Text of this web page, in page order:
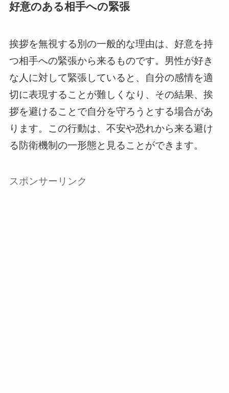
好意のある相手への緊張
挨拶を無視する別の一般的な理由は、好意を持
つ相手への緊張から来るものです。男性が好き
な人に対して緊張していると、自分の感情を適
切に表現することが難しくなり、その結果、挨
拶を避けることで自分を守ろうとする場合があ
ります。この行動は、不安や恐れから来る避け
る防衛機制の一形態と見ることができます。
スポンサーリンク